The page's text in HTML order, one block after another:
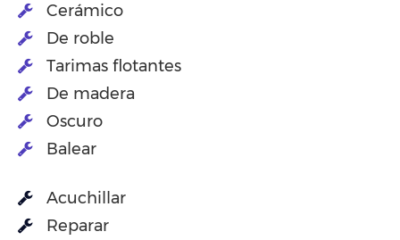
Cerámico
De roble
Tarimas flotantes
De madera
Oscuro
Balear
Acuchillar
Reparar